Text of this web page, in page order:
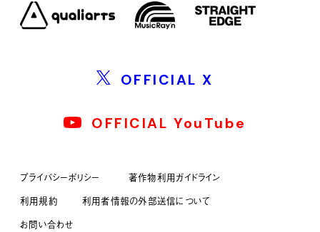
OFFICIAL X
OFFICIAL YouTube
プライバシーポリシー
著作物利用ガイドライン
利用規約
利用者情報の外部送信について
お問い合わせ